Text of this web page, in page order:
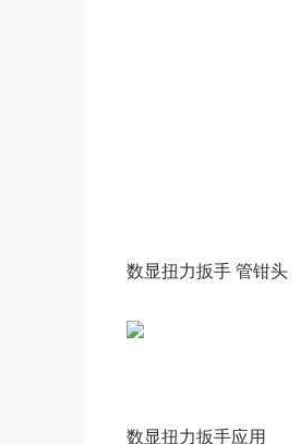
数显扭力扳手 管钳头
数显扭力扳手应用